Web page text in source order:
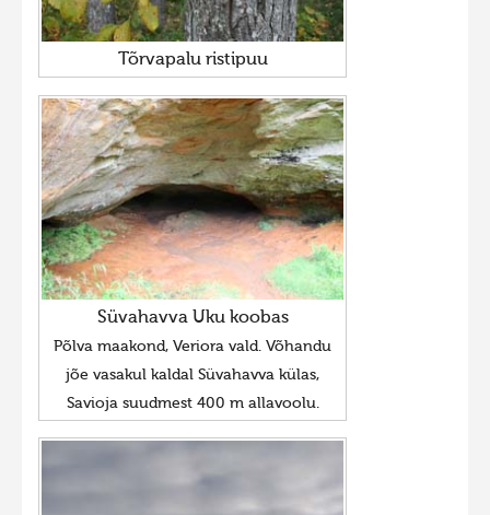
Tõrvapalu ristipuu
Süvahavva Uku koobas
Põlva maakond, Veriora vald. Võhandu
jõe vasakul kaldal Süvahavva külas,
Savioja suudmest 400 m allavoolu.